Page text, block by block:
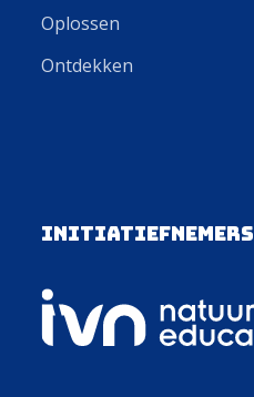
Oplossen
Ontdekken
Initiatiefnemers